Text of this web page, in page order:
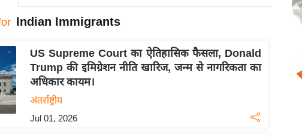
Indian Immigrants
US Supreme Court का ऐतिहासिक फैसला, Donald
Trump की इमिग्रेशन नीति खारिज, जन्म से नागरिकता का
अधिकार कायम।
अंतर्राष्ट्रीय
Jul 01, 2026